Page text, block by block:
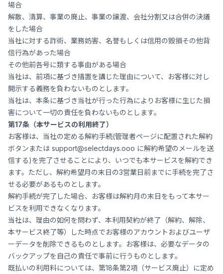
場合
解散、清算、事業の廃止、事業の譲渡、会社分割又は合併の決議
をした場合
当社に対する詐術、業務妨害、名誉もしくは信用の毀損その他背
信行為があった場合
その他前各号に類する事由がある場合
当社は、前項に基づき措置を講じた理由について、お客様に対し
開示する義務を負わないものとします。
当社は、本条に基づき当社が行った行為によりお客様に生じた損
害について一切の責任を負わないものとします。
第17条（本サービスの利用終了）
お客様は、当社の定める解約手続(管理者ページに配置された解約
ボタンまたは support@selectdays.ooo に解約希望のメールを送
信する)を完了させることにより、いつでも本サービスを解約でき
ます。ただし、解約希望月の末日の3営業日前までに手続を完了さ
せる必要があるものとします。
解約手続が完了した場合、お客様は解約月の末日をもって本サー
ビスを利用できなくなります。
当社は、理由の如何を問わず、本利用契約が終了（解約、解除、
本サービス終了等）した時点でお客様のアカウントおよびユーザ
ーデータを削除できるものとします。お客様は、必要なデータの
バックアップを自己の責任で事前に行うものとします。
既払いの利用料については、第18条第2項（サービス廃止）に定め